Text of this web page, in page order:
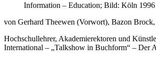
Information – Education; Bild: Köln 1996
von Gerhard Theewen (Vorwort), Bazon
Hochschullehrer, Akademierektoren und
International – „Talkshow in Buchform“ – Der